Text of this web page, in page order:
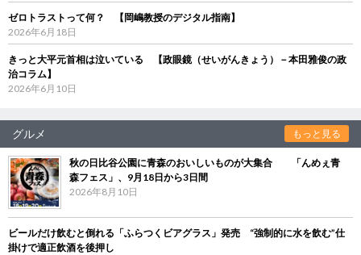
ゼロトラストって何？ 【岡嶋教授のデジタル指南】
2026年6月18日
きっと大平元首相は泣いている 【政眼鏡（せいがんきょう）－本田雅俊の政
治コラム】
2026年6月10日
グルメ もっと見る
秋の日比谷公園に青森のおいしいものが大集合 「んめぇ青
森フェス」、9月18日から3日間
2026年8月10日
ビールだけ飲むと倒れる「ふらつくビアグラス」発売 “強制的に水を飲む”仕
掛けで適正飲酒を後押し